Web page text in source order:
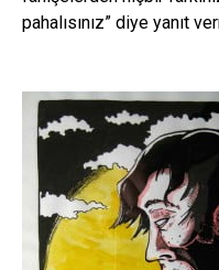
pahalısınız” diye yanıt